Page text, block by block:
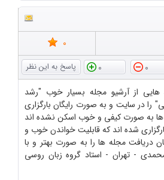
0
0
0
هایی از آرشیو مجله بسیار خوب "رشد
را در سایت و به صورت رایگان بارگزاری
ها به صورت کیفی و خوب اسکن نشده اند
شده اند که قابلیت خواندن خوب و
دریافت مجله ها را به صورت بهتر و با
- تهران - استاد گروه زبان روسی